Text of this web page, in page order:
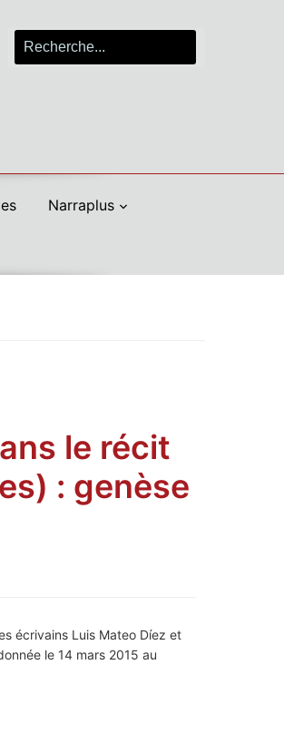
Search
for:
Narraplus
le récit
: genèse
écrivains Luis Mateo Díez et
le 14 mars 2015 au